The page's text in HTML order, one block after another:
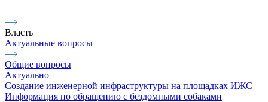
Власть
Актуальные вопросы
Общие вопросы
Актуально
Создание инженерной инфраструктуры на площадках ИЖС
Информация по обращению с бездомными собаками